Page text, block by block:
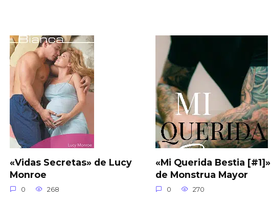
«Vidas Secretas» de Lucy
Monroe
0 268
«Mi Querida Bestia [#1]»
de Monstrua Mayor
0 270